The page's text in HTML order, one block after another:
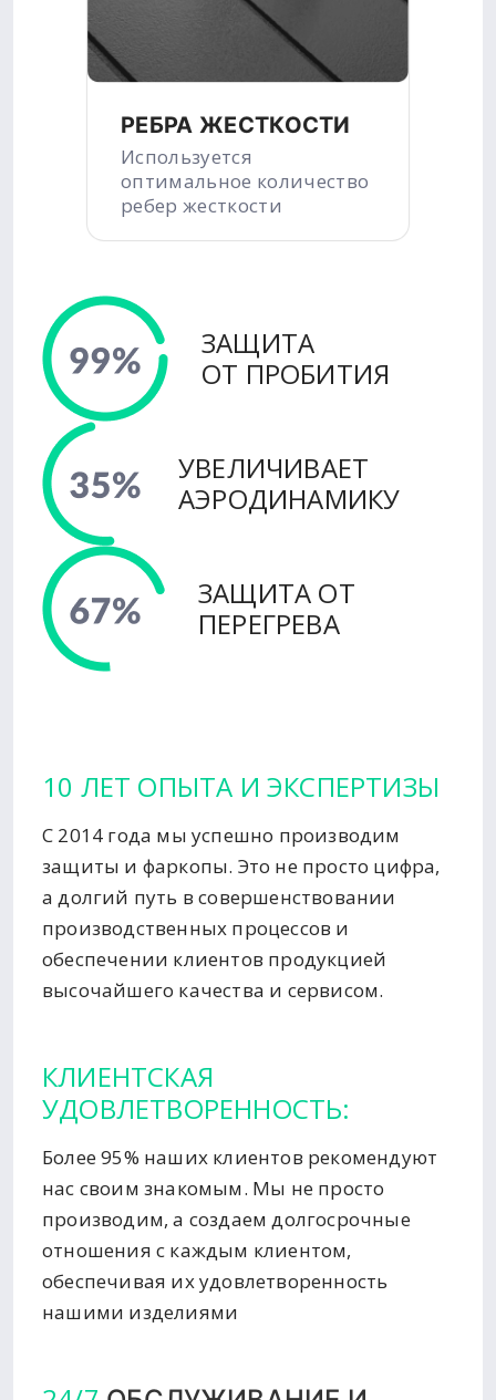
РЕБРА ЖЕСТКОСТИ
Используется
оптимальное количество
ребер жесткости
ЗАЩИТА
ОТ ПРОБИТИЯ
УВЕЛИЧИВАЕТ
АЭРОДИНАМИКУ
ЗАЩИТА ОТ
ПЕРЕГРЕВА
10 ЛЕТ ОПЫТА И ЭКСПЕРТИЗЫ
С 2014 года мы успешно производим
защиты и фаркопы. Это не просто цифра,
а долгий путь в совершенствовании
производственных процессов и
обеспечении клиентов продукцией
высочайшего качества и сервисом.
КЛИЕНТСКАЯ
УДОВЛЕТВОРЕННОСТЬ:
Более 95% наших клиентов рекомендуют
нас своим знакомым. Мы не просто
производим, а создаем долгосрочные
отношения с каждым клиентом,
обеспечивая их удовлетворенность
нашими изделиями